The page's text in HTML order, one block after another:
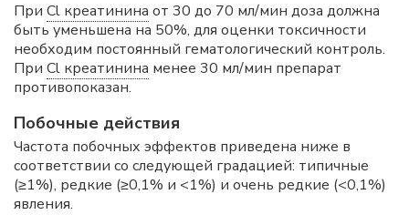
При Cl креатинина от 30 до 70 мл/мин доза должна
быть уменьшена на 50%, для оценки токсичности
необходим постоянный гематологический контроль.
При Cl креатинина менее 30 мл/мин препарат
противопоказан.
Побочные действия
Частота побочных эффектов приведена ниже в
соответствии со следующей градацией: типичные
(≥1%), редкие (≥0,1% и <1%) и очень редкие (<0,1%)
явления.